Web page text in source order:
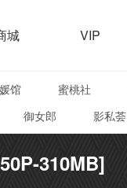
城 VIP
馆 蜜桃社
御女郎 影私荟
310MB]